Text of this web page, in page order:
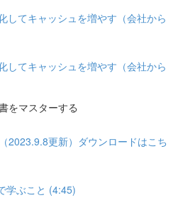
してキャッシュを増やす（会社から
してキャッシュを増やす（会社から
をマスターする
2023.9.8更新）ダウンロードはこち
ぶこと (4:45)